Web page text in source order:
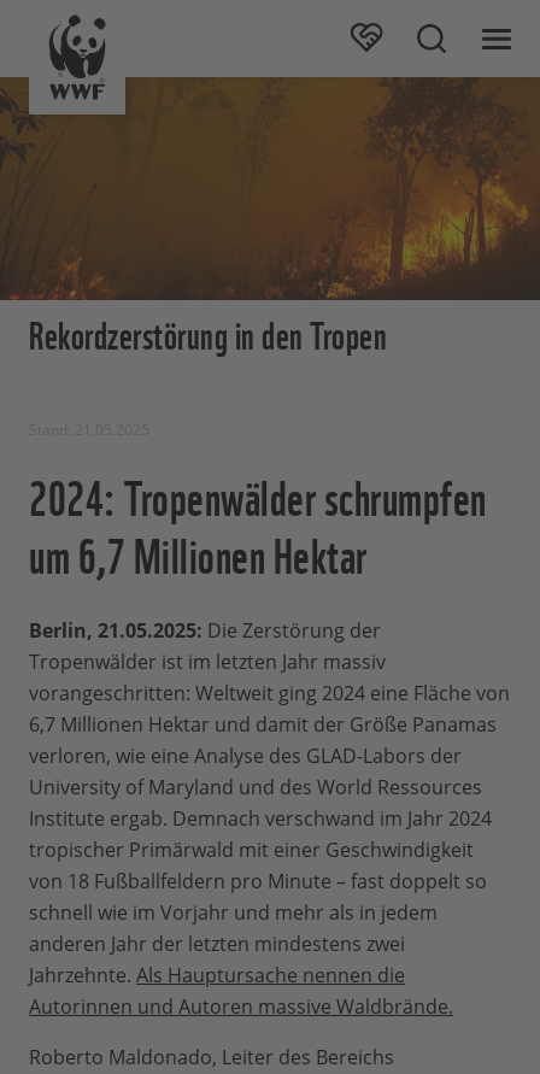
Rekordzerstörung in den Tropen
2024: Tropenwälder schrumpfen
um 6,7 Millionen Hektar
Berlin, 21.05.2025: Die Zerstörung der
Tropenwälder ist im letzten Jahr massiv
vorangeschritten: Weltweit ging 2024 eine Fläche von
6,7 Millionen Hektar und damit der Größe Panamas
verloren, wie eine Analyse des GLAD-Labors der
University of Maryland und des World Ressources
Institute ergab. Demnach verschwand im Jahr 2024
tropischer Primärwald mit einer Geschwindigkeit
von 18 Fußballfeldern pro Minute – fast doppelt so
schnell wie im Vorjahr und mehr als in jedem
anderen Jahr der letzten mindestens zwei
Jahrzehnte. Als Hauptursache nennen die
Autorinnen und Autoren massive Waldbrände.
Roberto Maldonado, Leiter des Bereichs